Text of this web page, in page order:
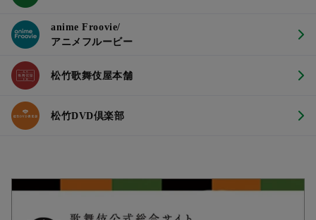
anime Froovie/
アニメフルービー
松竹歌舞伎屋本舗
松竹DVD倶楽部